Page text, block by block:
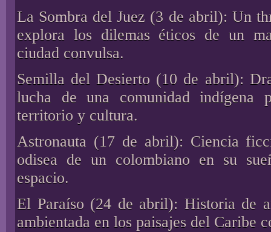
La Sombra del Juez (3 de abril): Un
explora los dilemas éticos de un
ciudad convulsa.
Semilla del Desierto (10 de abril):
lucha de una comunidad indígena
territorio y cultura.
Astronauta (17 de abril): Ciencia
odisea de un colombiano en su
espacio.
El Paraíso (24 de abril): Historia de
ambientada en los paisajes del Caribe